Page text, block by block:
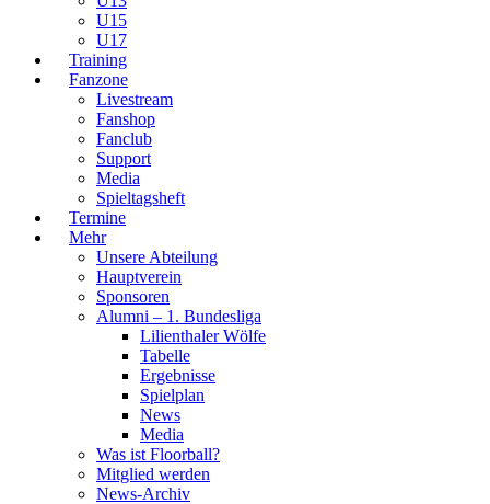
U15
U17
Training
Fanzone
Livestream
Fanshop
Fanclub
Support
Media
Spieltagsheft
Termine
Mehr
Unsere Abteilung
Hauptverein
Sponsoren
Alumni – 1. Bundesliga
Lilienthaler Wölfe
Tabelle
Ergebnisse
Spielplan
News
Media
Was ist Floorball?
Mitglied werden
News-Archiv